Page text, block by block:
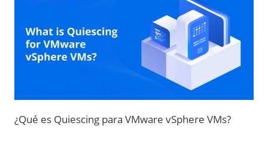
¿Qué es Quiescing para VMware vSphere VMs?